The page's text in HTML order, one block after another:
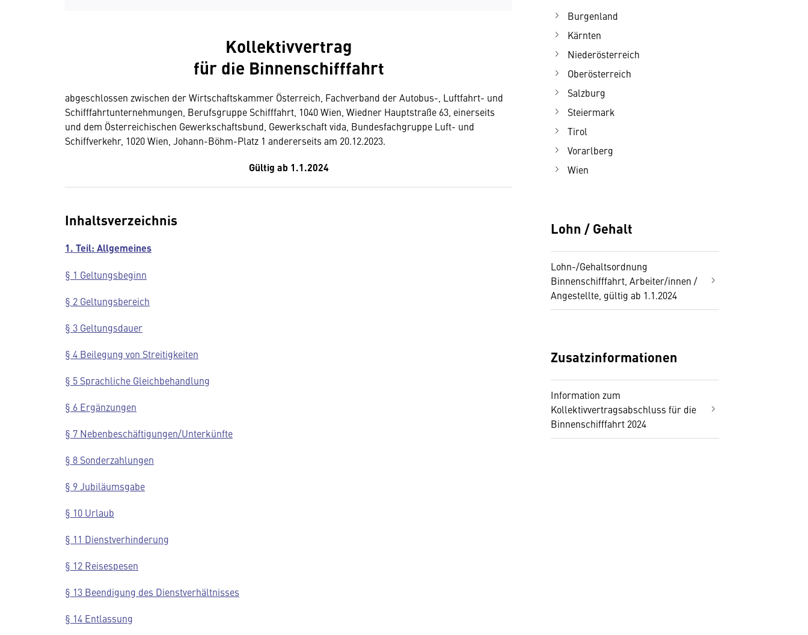
Kollektivvertrag
für die Binnenschifffahrt
abgeschlossen zwischen der Wirtschaftskammer Österreich, Fachverband der Autobus-, Luftfahrt- und
Schifffahrtunternehmungen, Berufsgruppe Schifffahrt, 1040 Wien, Wiedner Hauptstraße 63, einerseits
und dem Österreichischen Gewerkschaftsbund, Gewerkschaft vida, Bundesfachgruppe Luft- und
Schiffverkehr, 1020 Wien, Johann-Böhm-Platz 1 andererseits am 20.12.2023.
Gültig ab 1.1.2024
Inhaltsverzeichnis
1. Teil: Allgemeines
§ 1 Geltungsbeginn
§ 2 Geltungsbereich
§ 3 Geltungsdauer
§ 4 Beilegung von Streitigkeiten
§ 5 Sprachliche Gleichbehandlung
§ 6 Ergänzungen
§ 7 Nebenbeschäftigungen/Unterkünfte
§ 8 Sonderzahlungen
§ 9 Jubiläumsgabe
§ 10 Urlaub
§ 11 Dienstverhinderung
§ 12 Reisespesen
§ 13 Beendigung des Dienstverhältnisses
§ 14 Entlassung
Burgenland
Kärnten
Niederösterreich
Oberösterreich
Salzburg
Steiermark
Tirol
Vorarlberg
Wien
Lohn / Gehalt
Lohn-/Gehaltsordnung
Binnenschifffahrt, Arbeiter/innen /
Angestellte, gültig ab 1.1.2024
Zusatzinformationen
Information zum
Kollektivvertragsabschluss für die
Binnenschifffahrt 2024